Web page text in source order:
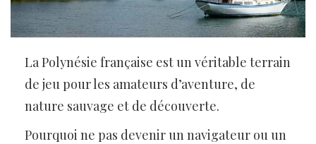
La Polynésie française est un véritable terrain
de jeu pour les amateurs d’aventure, de
nature sauvage et de découverte.
Pourquoi ne pas devenir un navigateur ou un